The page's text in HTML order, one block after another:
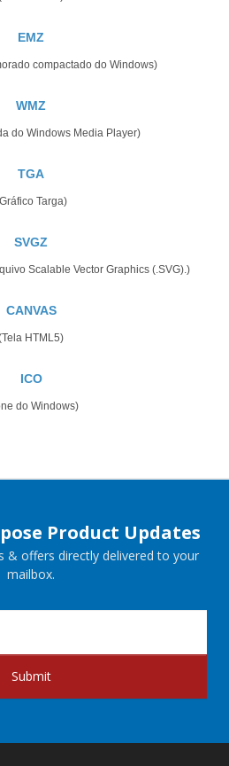
EMZ
compactado do Windows)
WMZ
do Windows Media Player)
TGA
Targa)
SVGZ
Scalable Vector Graphics (.SVG).)
CANVAS
HTML5)
ICO
do Windows)
Product Updates
& offers directly delivered to your
mailbox.
Submit